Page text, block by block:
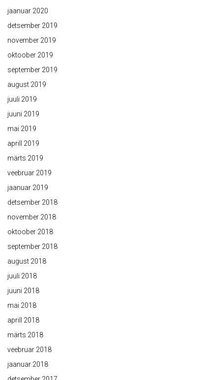
jaanuar 2020
detsember 2019
november 2019
oktoober 2019
september 2019
august 2019
juuli 2019
juuni 2019
mai 2019
aprill 2019
märts 2019
veebruar 2019
jaanuar 2019
detsember 2018
november 2018
oktoober 2018
september 2018
august 2018
juuli 2018
juuni 2018
mai 2018
aprill 2018
märts 2018
veebruar 2018
jaanuar 2018